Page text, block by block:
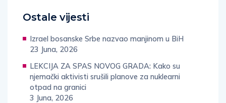
Ostale vijesti
Izrael bosanske Srbe nazvao manjinom u BiH
23 Juna, 2026
LEKCIJA ZA SPAS NOVOG GRADA: Kako su
njemački aktivisti srušili planove za nuklearni
otpad na granici
3 Juna, 2026